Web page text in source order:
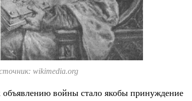
wikimedia.org
войны стало якобы принуждение